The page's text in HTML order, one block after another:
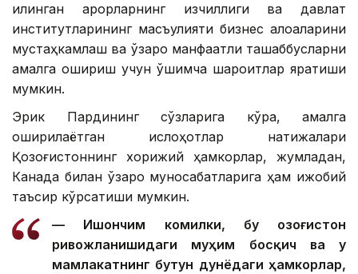
қилинган қарорларнинг изчиллиги ва давлат
институтларининг масъулияти бизнес алоқаларини
мустаҳкамлаш ва ўзаро манфаатли ташаббусларни
амалга ошириш учун қўшимча шароитлар яратиши
мумкин.
Эрик Пардининг сўзларига кўра, амалга
оширилаётган ислоҳотлар натижалари
Қозоғистоннинг хорижий ҳамкорлар, жумладан,
Канада билан ўзаро муносабатларига ҳам ижобий
таъсир кўрсатиши мумкин.
— Ишончим комилки, бу Қозоғистон
ривожланишидаги муҳим босқич ва у
мамлакатнинг бутун дунёдаги ҳамкорлар,